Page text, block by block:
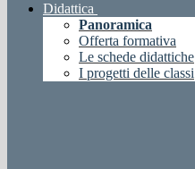
Didattica
Panoramica
Offerta formativa
Le schede didattiche
I progetti delle classi